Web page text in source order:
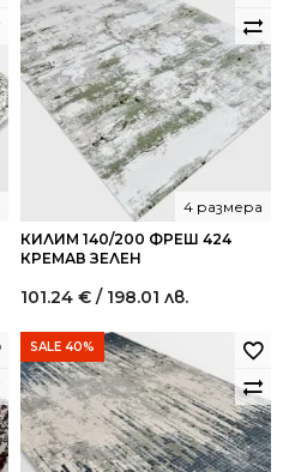
КИЛИМ 140/200 ФРЕШ 424
КРЕМАВ ЗЕЛЕН
4 размера
101.24 € / 198.01 лв.
SALE 40%